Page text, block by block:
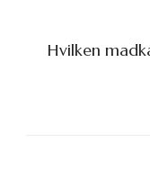
Hvilken